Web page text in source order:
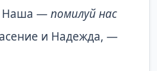
Наша —помилуй нас
и Надежда, —